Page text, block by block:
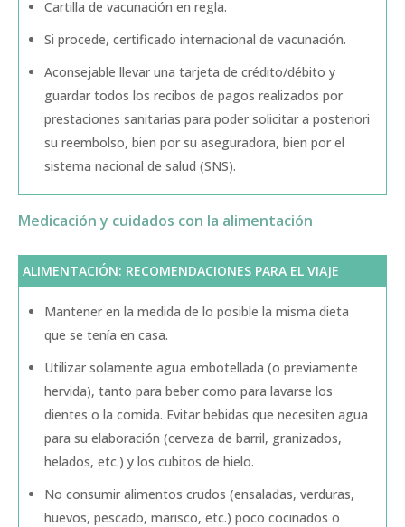
Cartilla de vacunación en regla.
Si procede, certificado internacional de vacunación.
Aconsejable llevar una tarjeta de crédito/débito y
guardar todos los recibos de pagos realizados por
prestaciones sanitarias para poder solicitar a posteriori
su reembolso, bien por su aseguradora, bien por el
sistema nacional de salud (SNS).
Medicación y cuidados con la alimentación
ALIMENTACIÓN: RECOMENDACIONES PARA EL VIAJE
Mantener en la medida de lo posible la misma dieta
que se tenía en casa.
Utilizar solamente agua embotellada (o previamente
hervida), tanto para beber como para lavarse los
dientes o la comida. Evitar bebidas que necesiten agua
para su elaboración (cerveza de barril, granizados,
helados, etc.) y los cubitos de hielo.
No consumir alimentos crudos (ensaladas, verduras,
huevos, pescado, marisco, etc.) poco cocinados o